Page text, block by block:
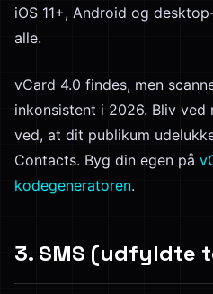
iOS 11+, Android og
alle.
vCard 4.0 findes, men
inkonsistent i 2026. Bliv ved
ved, at dit publikum
Contacts. Byg din egen på
kodegeneratoren.
3. SMS (udfyldte